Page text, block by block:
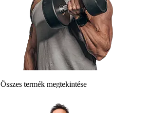
Összes termék megtekintése